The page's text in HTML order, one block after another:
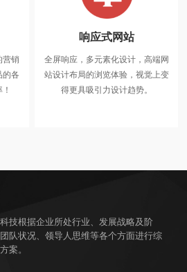
营销
的各
营销型网站
通过策划整个网站具备良好的营销
响应式网站
全屏响应，多元素化设计，高端网
站设计布局的浏览体验，视觉上变
得更具吸引力设计趋势。
技根据企业所处行业、发展战略及阶
队状况、领导人思维等各个方面进行综
案。